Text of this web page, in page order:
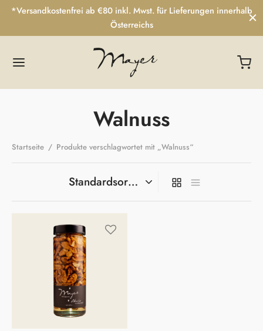
*Versandkostenfrei ab €80 inkl. Mwst. für Lieferungen innerhalb
Österreichs
Walnuss
Startseite / Produkte verschlagwortet mit „Walnuss“